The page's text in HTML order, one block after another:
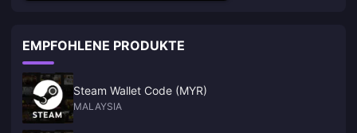
EMPFOHLENE PRODUKTE
Steam Wallet Code (MYR)
MALAYSIA